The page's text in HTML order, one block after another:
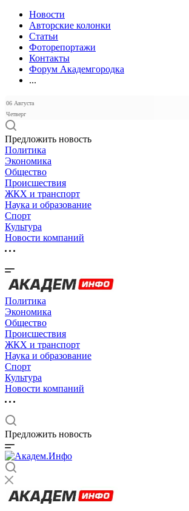
Новости
Авторские колонки
Статьи
Фоторепортажи
Контакты
Форум Академгородка
...
06 Августа
Четверг
Предложить новость
Политика
Экономика
Общество
Происшествия
ЖКХ и транспорт
Наука и образование
Спорт
Культура
Новости компаний
Политика
Экономика
Общество
Происшествия
ЖКХ и транспорт
Наука и образование
Спорт
Культура
Новости компаний
Предложить новость